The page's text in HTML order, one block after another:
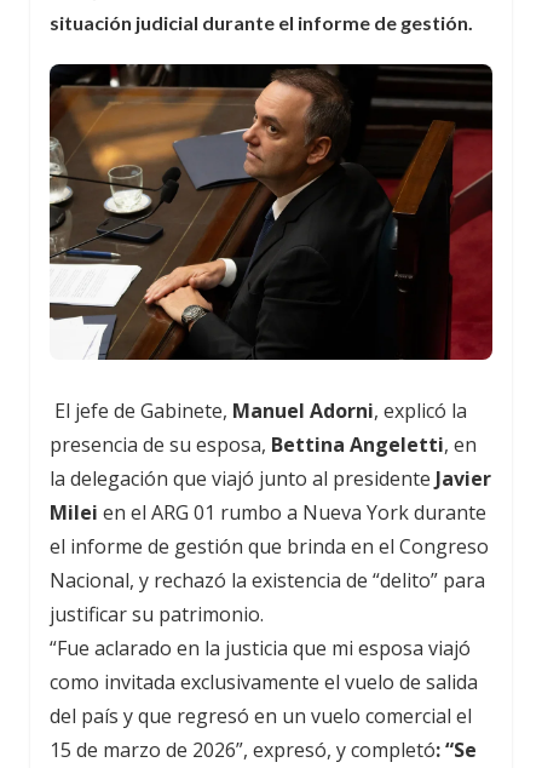
situación judicial durante el informe de gestión.
El jefe de Gabinete, Manuel Adorni, explicó la
presencia de su esposa, Bettina Angeletti, en
la delegación que viajó junto al presidente Javier
Milei en el ARG 01 rumbo a Nueva York durante
el informe de gestión que brinda en el Congreso
Nacional, y rechazó la existencia de “delito” para
justificar su patrimonio.
“Fue aclarado en la justicia que mi esposa viajó
como invitada exclusivamente el vuelo de salida
del país y que regresó en un vuelo comercial el
15 de marzo de 2026”, expresó, y completó: “Se